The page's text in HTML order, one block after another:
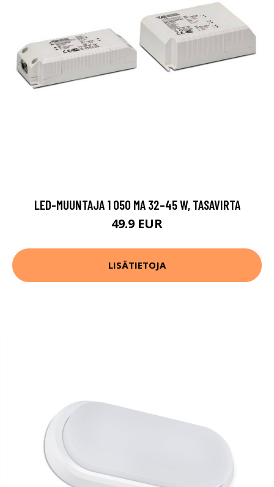
LED-MUUNTAJA 1 050 MA 32–45 W, TASAVIRTA
49.9 EUR
LISÄTIETOJA